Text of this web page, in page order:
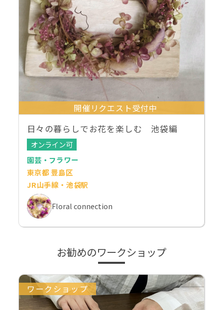
開催リクエスト受付中
日々の暮らしでお花を楽しむ 池袋編
オンライン可
園芸・フラワー
東京都 豊島区
JR山手線・池袋駅
Floral connection
お勧めのワークショップ
ワークショップ